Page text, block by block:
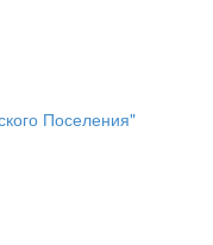
Поселения"